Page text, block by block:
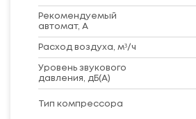
Рекомендуемый
автомат, А
Расход воздуха, м³/ч
Уровень звукового
давления, дБ(А)
Тип компрессора